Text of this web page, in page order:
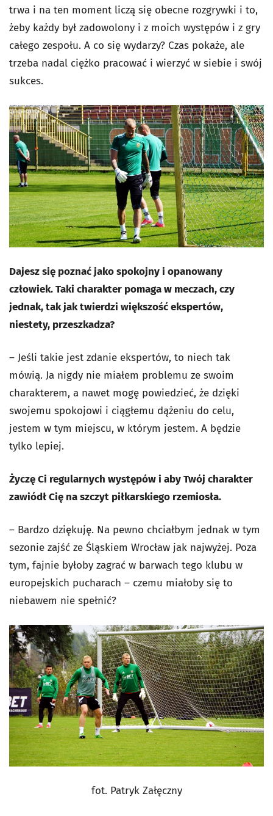
trwa i na ten moment liczą się obecne rozgrywki i to,
żeby każdy był zadowolony i z moich występów i z gry
całego zespołu. A co się wydarzy? Czas pokaże, ale
trzeba nadal ciężko pracować i wierzyć w siebie i swój
sukces.
Dajesz się poznać jako spokojny i opanowany
człowiek. Taki charakter pomaga w meczach, czy
jednak, tak jak twierdzi większość ekspertów,
niestety, przeszkadza?
– Jeśli takie jest zdanie ekspertów, to niech tak
mówią. Ja nigdy nie miałem problemu ze swoim
charakterem, a nawet mogę powiedzieć, że dzięki
swojemu spokojowi i ciągłemu dążeniu do celu,
jestem w tym miejscu, w którym jestem. A będzie
tylko lepiej.
Życzę Ci regularnych występów i aby Twój charakter
zawiódł Cię na szczyt piłkarskiego rzemiosła.
– Bardzo dziękuję. Na pewno chciałbym jednak w tym
sezonie zajść ze Śląskiem Wrocław jak najwyżej. Poza
tym, fajnie byłoby zagrać w barwach tego klubu w
europejskich pucharach – czemu miałoby się to
niebawem nie spełnić?
fot. Patryk Załęczny